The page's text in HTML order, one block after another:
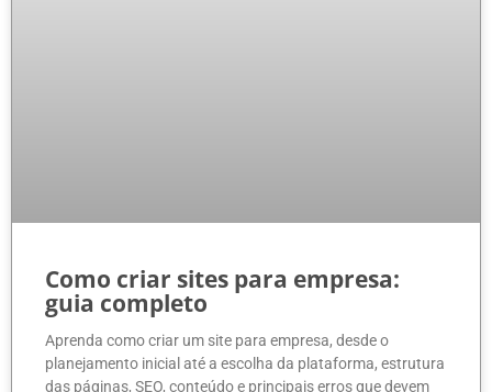
Como criar sites para empresa:
guia completo
Aprenda como criar um site para empresa, desde o
planejamento inicial até a escolha da plataforma, estrutura
das páginas, SEO, conteúdo e principais erros que devem